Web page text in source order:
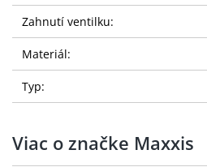
Zahnutí ventilku:
Materiál:
Typ:
Viac o značke Maxxis